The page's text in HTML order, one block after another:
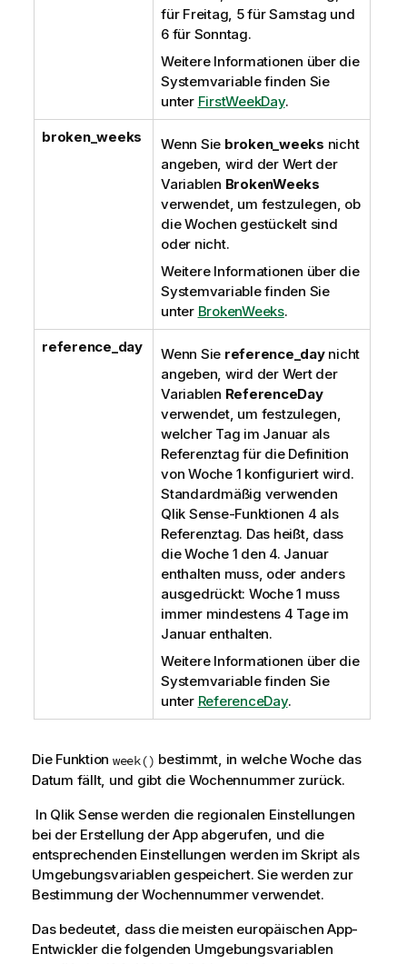
für Freitag, 5 für Samstag und
6 für Sonntag.
Weitere Informationen über die
Systemvariable finden Sie
unter FirstWeekDay.
broken_weeks Wenn Sie broken_weeks nicht
angeben, wird der Wert der
Variablen BrokenWeeks
verwendet, um festzulegen, ob
die Wochen gestückelt sind
oder nicht.
Weitere Informationen über die
Systemvariable finden Sie
unter BrokenWeeks.
reference_day Wenn Sie reference_daynicht
angeben, wird der Wert der
Variablen ReferenceDay
verwendet, um festzulegen,
welcher Tag im Januar als
Referenztag für die Definition
von Woche 1 konfiguriert wird.
Standardmäßig verwenden
Qlik Sense-Funktionen 4 als
Referenztag. Das heißt, dass
die Woche 1 den 4. Januar
enthalten muss, oder anders
ausgedrückt: Woche 1 muss
immer mindestens 4 Tage im
Januar enthalten.
Weitere Informationen über die
Systemvariable finden Sie
unter ReferenceDay.
Die Funktion week() bestimmt, in welche Woche das
Datum fällt, und gibt die Wochennummer zurück.
In Qlik Sensewerden die regionalen Einstellungen
bei der Erstellung der App abgerufen, und die
entsprechenden Einstellungen werden im Skript als
Umgebungsvariablen gespeichert. Sie werden zur
Bestimmung der Wochennummer verwendet.
Das bedeutet, dass die meisten europäischen App-
Entwickler die folgenden Umgebungsvariablen